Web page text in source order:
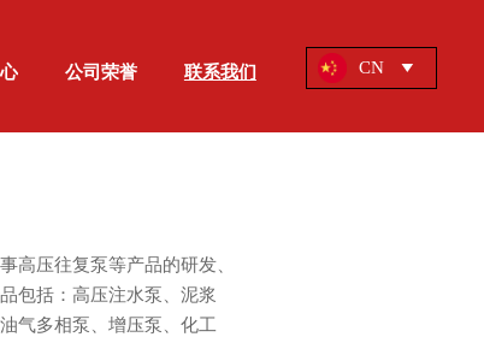
公司荣誉 联系我们 CN 
高压往复泵等产品的研发、
包括：高压注水泵、泥浆
气多相泵、增压泵、化工